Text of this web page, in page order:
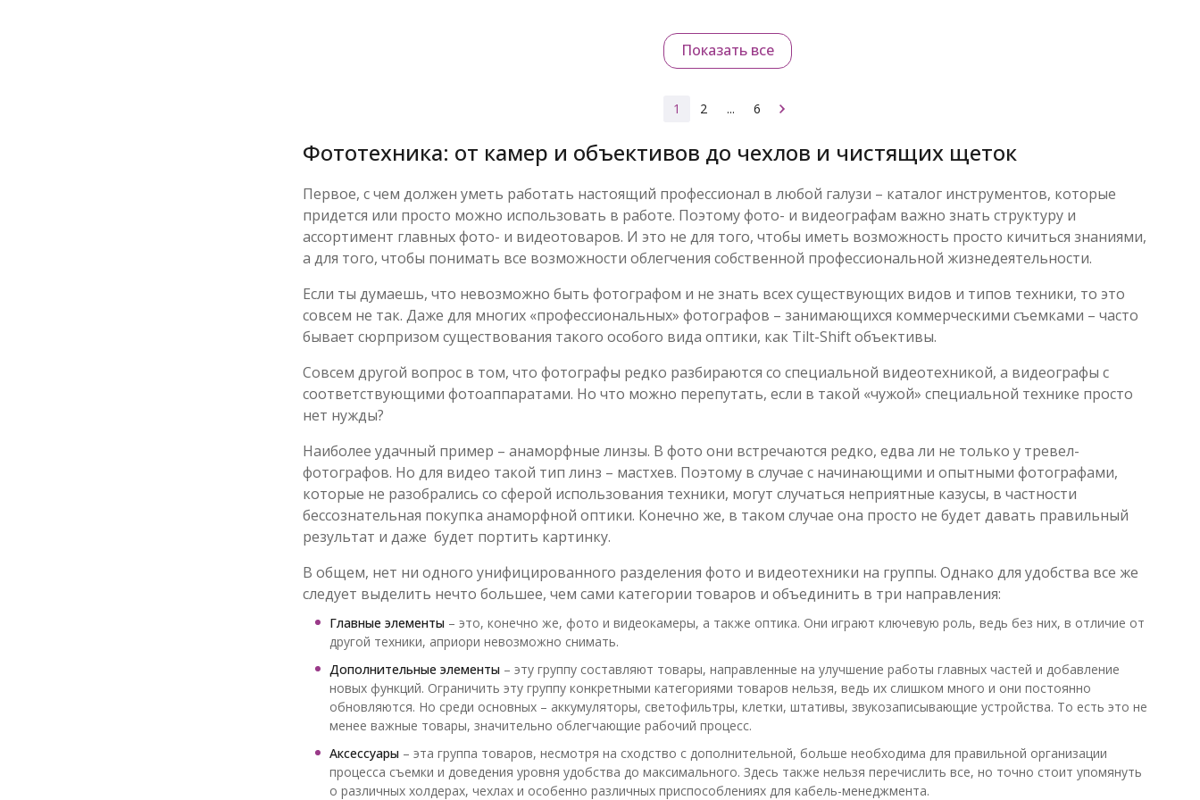
Показать все
1 2 ... 6
Фототехника: от камер и объективов до чехлов и чистящих щеток
Первое, с чем должен уметь работать настоящий профессионал в любой галузи – каталог инструментов, которые
придется или просто можно использовать в работе. Поэтому фото- и видеографам важно знать структуру и
ассортимент главных фото- и видеотоваров. И это не для того, чтобы иметь возможность просто кичиться знаниями,
а для того, чтобы понимать все возможности облегчения собственной профессиональной жизнедеятельности.
Если ты думаешь, что невозможно быть фотографом и не знать всех существующих видов и типов техники, то это
совсем не так. Даже для многих «профессиональных» фотографов – занимающихся коммерческими съемками – часто
бывает сюрпризом существования такого особого вида оптики, как Tilt-Shift объективы.
Совсем другой вопрос в том, что фотографы редко разбираются со специальной видеотехникой, а видеографы с
соответствующими фотоаппаратами. Но что можно перепутать, если в такой «чужой» специальной технике просто
нет нужды?
Наиболее удачный пример – анаморфные линзы. В фото они встречаются редко, едва ли не только у тревел-
фотографов. Но для видео такой тип линз – мастхев. Поэтому в случае с начинающими и опытными фотографами,
которые не разобрались со сферой использования техники, могут случаться неприятные казусы, в частности
бессознательная покупка анаморфной оптики. Конечно же, в таком случае она просто не будет давать правильный
результат и даже будет портить картинку.
В общем, нет ни одного унифицированного разделения фото и видеотехники на группы. Однако для удобства все же
следует выделить нечто большее, чем сами категории товаров и объединить в три направления:
Главные элементы– это, конечно же, фото и видеокамеры, а также оптика. Они играют ключевую роль, ведь без них, в отличие от
другой техники, априори невозможно снимать.
Дополнительные элементы– эту группу составляют товары, направленные на улучшение работы главных частей и добавление
новых функций. Ограничить эту группу конкретными категориями товаров нельзя, ведь их слишком много и они постоянно
обновляются. Но среди основных – аккумуляторы, светофильтры, клетки, штативы, звукозаписывающие устройства. То есть это не
менее важные товары, значительно облегчающие рабочий процесс.
Аксессуары– эта группа товаров, несмотря на сходство с дополнительной, больше необходима для правильной организации
процесса съемки и доведения уровня удобства до максимального. Здесь также нельзя перечислить все, но точно стоит упомянуть
о различных холдерах, чехлах и особенно различных приспособлениях для кабель-менеджмента.